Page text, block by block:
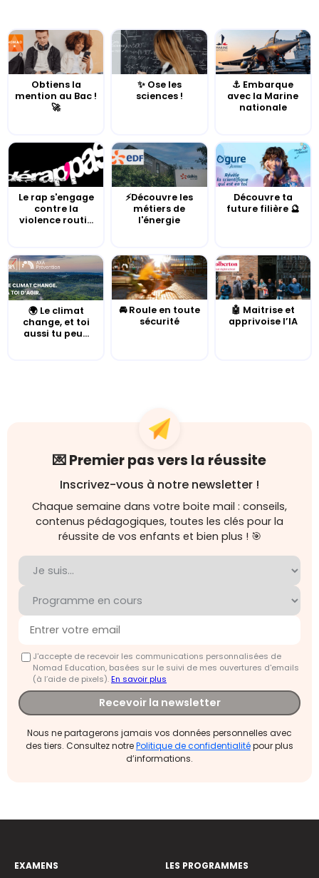
Obtiens la
mention au Bac !
🚀
✨ Ose les
sciences !
⚓️ Embarque
avec la Marine
nationale
Le rap s'engage
contre la
violence routi...
⚡Découvre les
métiers de
l'énergie
Découvre ta
future filière 🔮
🌍 Le climat
change, et toi
aussi tu peu...
🚘 Roule en toute
sécurité
🤖 Maitrise et
apprivoise l’IA
💌 Premier pas vers la réussite
Inscrivez-vous à notre newsletter !
Chaque semaine dans votre boite mail : conseils,
contenus pédagogiques, toutes les clés pour la
réussite de vos enfants et bien plus ! 🎯
J'accepte de recevoir les communications personnalisées de
Nomad Education, basées sur le suivi de mes ouvertures d'emails
(à l’aide de pixels).En savoir plus
Recevoir la newsletter
Nous ne partagerons jamais vos données personnelles avec
des tiers. Consultez notrePolitique de confidentialitépour plus
d’informations.
EXAMENS
LES PROGRAMMES